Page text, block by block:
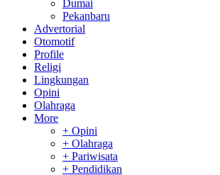
Dumai
Pekanbaru
Advertorial
Otomotif
Profile
Religi
Lingkungan
Opini
Olahraga
More
+ Opini
+ Olahraga
+ Pariwisata
+ Pendidikan